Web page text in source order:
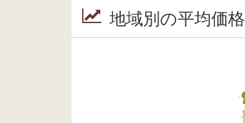
地域別の平均価格